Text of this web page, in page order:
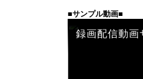
■サンプル動画■